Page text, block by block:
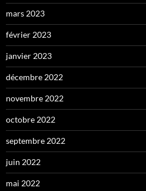
mars 2023
février 2023
janvier 2023
décembre 2022
novembre 2022
octobre 2022
septembre 2022
juin 2022
mai 2022